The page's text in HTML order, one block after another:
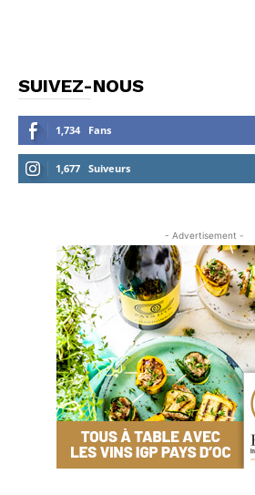
SUIVEZ-NOUS
1,734 Fans
1,677 Suiveurs
- Advertisement -